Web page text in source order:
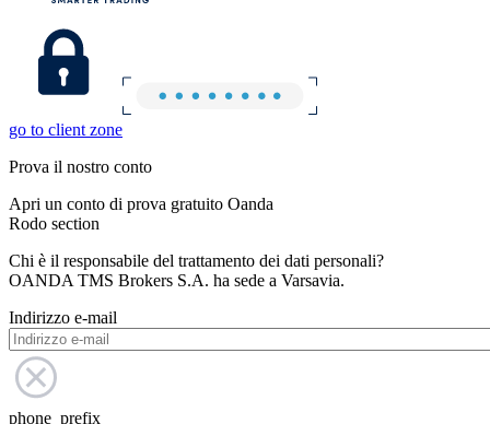
go to client zone
Prova il nostro conto
Apri un conto di prova gratuito Oanda
Rodo section
Chi è il responsabile del trattamento dei dati personali?
OANDA TMS Brokers S.A. ha sede a Varsavia.
Indirizzo e-mail
phone_prefix